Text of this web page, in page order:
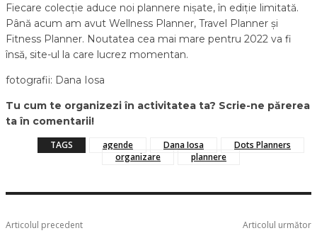
Fiecare colecție aduce noi plannere nișate, în ediție limitată.
Până acum am avut Wellness Planner, Travel Planner și
Fitness Planner. Noutatea cea mai mare pentru 2022 va fi
însă, site-ul la care lucrez momentan.
fotografii: Dana Iosa
Tu cum te organizezi în activitatea ta? Scrie-ne părerea
ta în comentarii!
TAGS agende Dana Iosa
Dots Planners
organizare
plannere
Articolul precedent Articolul următor